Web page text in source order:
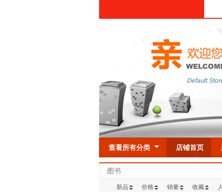
查看所有分类 店铺首页
图书
新品 价格 销量 收藏